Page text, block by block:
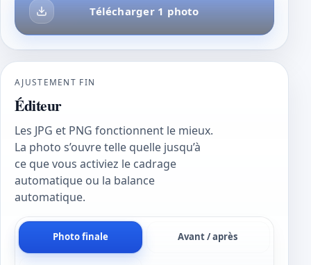
Télécharger 1 photo
AJUSTEMENT FIN
Éditeur
Les JPG et PNG fonctionnent le mieux.
La photo s’ouvre telle quelle jusqu’à
ce que vous activiez le cadrage
automatique ou la balance
automatique.
Photo finale Avant / après